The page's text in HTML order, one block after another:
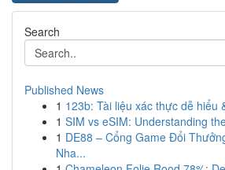
Search
Published News
1 123b: Tài liệu xác thực dễ hiểu
1 SIM vs eSIM: Understanding
1 DE88 – Cổng Game Đổi
Nha...